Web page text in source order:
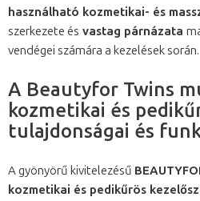
használható kozmetikai- és
szerkezete és vastag párnázata
vendégei számára a kezelések során.
A Beautyfor Twins
kozmetikai és
tulajdonságai és
A gyönyörű kivitelezésű
kozmetikai és pedikűrös